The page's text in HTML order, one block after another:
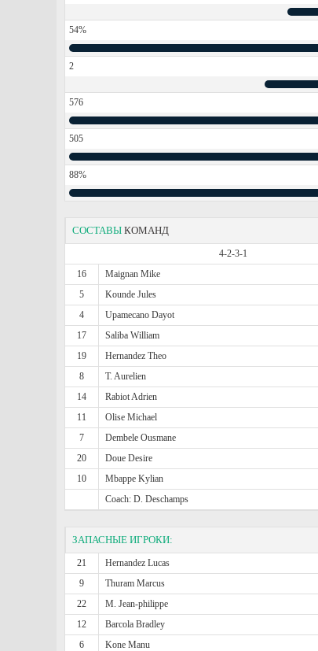
54%
2
576
505
88%
СОСТАВЫ КОМАНД
4-2-3-1
16
Maignan Mike
5
Kounde Jules
4
Upamecano Dayot
17
Saliba William
19
Hernandez Theo
8
T. Aurelien
14
Rabiot Adrien
11
Olise Michael
7
Dembele Ousmane
20
Doue Desire
10
Mbappe Kylian
Coach: D. Deschamps
ЗАПАСНЫЕ ИГРОКИ:
21 Hernandez Lucas
9
Thuram Marcus
22
M. Jean-philippe
12
Barcola Bradley
6
Kone Manu